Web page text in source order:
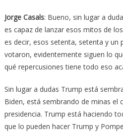
Jorge Casals: Bueno, sin lugar a
es capaz de lanzar esos mitos de
es decir, esos setenta, setenta y un
votaron, evidentemente siguen lo
qué repercusiones tiene todo eso
Sin lugar a dudas Trump está
Biden, está sembrando de minas el
presidencia. Trump está haciendo
que lo pueden hacer Trump y